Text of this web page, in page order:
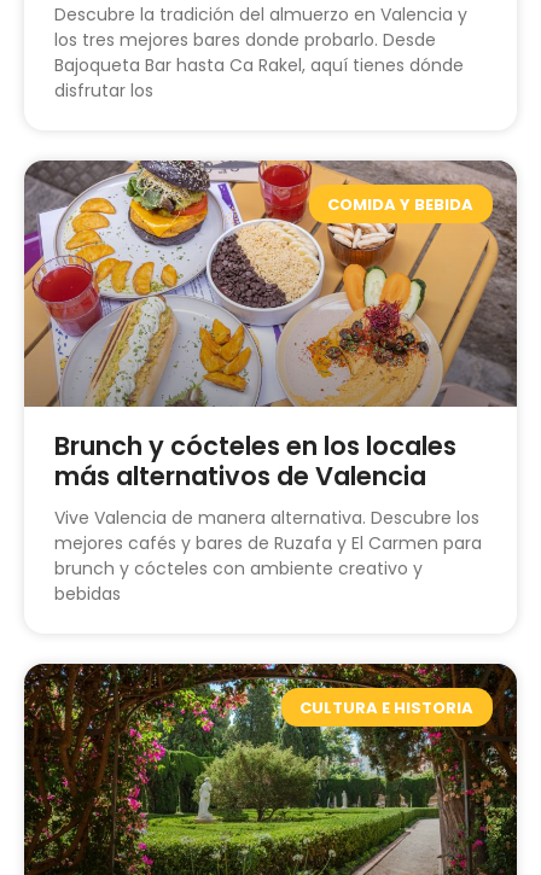
Descubre la tradición del almuerzo en Valencia y
los tres mejores bares donde probarlo. Desde
Bajoqueta Bar hasta Ca Rakel, aquí tienes dónde
disfrutar los
COMIDA Y BEBIDA
Brunch y cócteles en los locales
más alternativos de Valencia
Vive Valencia de manera alternativa. Descubre los
mejores cafés y bares de Ruzafa y El Carmen para
brunch y cócteles con ambiente creativo y
bebidas
CULTURA E HISTORIA